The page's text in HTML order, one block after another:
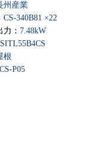
州産業
CS-340B81 ×22
： 7.48kW
根
P05